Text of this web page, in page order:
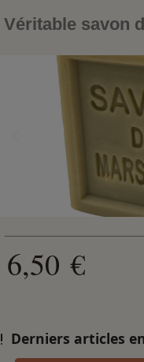
Véritable savon
6,50 €
Derniers articles